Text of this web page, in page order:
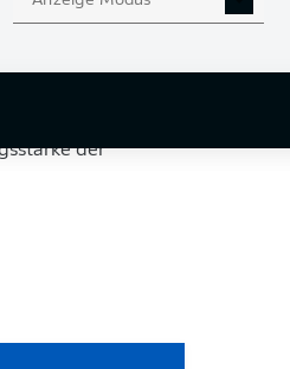
das er zunächst
freuen uns sehr,
der